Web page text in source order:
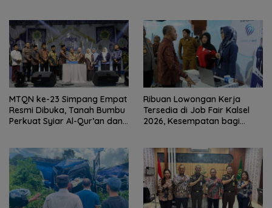
MTQN ke-23 Simpang Empat
Resmi Dibuka, Tanah Bumbu
Perkuat Syiar Al-Qur’an dan
Ribuan Lowongan Kerja
Tersedia di Job Fair Kalsel
2026, Kesempatan bagi